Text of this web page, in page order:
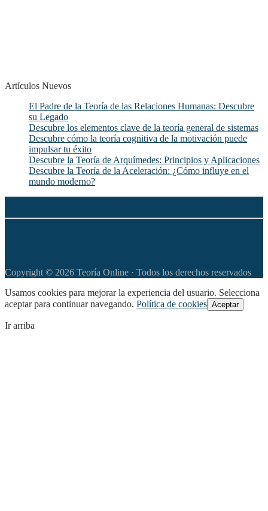
Artículos Nuevos
El Padre de la Teoría de las Relaciones Humanas: Descubre
su Legado
Descubre los elementos clave de la teoría general de sistemas
Descubre cómo la teoría cognitiva de la motivación puede
impulsar tu éxito
Descubre la Teoría de Arquímedes: Principios y Aplicaciones
Descubre la Teoría de la Aceleración: ¿Cómo influye en el
mundo moderno?
Copyright © 2026 Teoría Online · Todos los derechos reservados
Usamos cookies para mejorar la experiencia del usuario. Selecciona
aceptar para continuar navegando. Política de cookies Aceptar
Ir arriba